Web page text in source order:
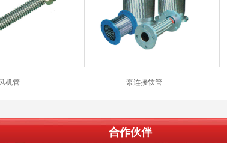
机管 泵连接软管
合作伙伴